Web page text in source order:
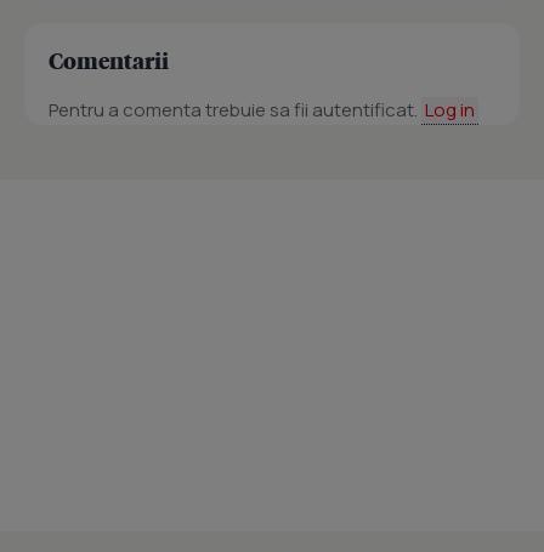
Comentarii
Pentru a comenta trebuie sa fii autentificat. Log in